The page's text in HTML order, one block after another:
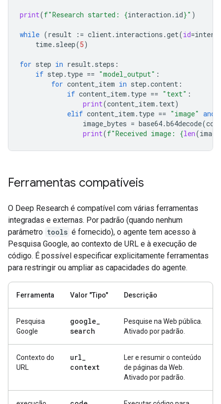
print(f"Research started: {interaction . id}" )
while (result := client. interactions .get(id=
time. sleep(5)
for step in result. steps :
if step . type == "model_output" :
for content_item in step .content :
if content_item . type == "text" :
print(content_item . text)
elif content_item . type == "image" and
image_bytes = base64.b64decode(
print(f"Received image: {len(
Ferramentas compatíveis
O Deep Research é compatível com várias ferramentas
integradas e externas. Por padrão (quando nenhum
parâmetro tools é fornecido), o agente tem acesso à
Pesquisa Google, ao contexto de URL e à execução de
código. É possível especificar explicitamente ferramentas
para restringir ou ampliar as capacidades do agente.
Ferramenta Valor "Tipo" Descrição
Pesquisa
Google
google_
search
Pesquise na Web pública.
Ativado por padrão.
Contexto do
URL
url_
context
Ler e resumir o conteúdo
de páginas da Web.
Ativado por padrão.